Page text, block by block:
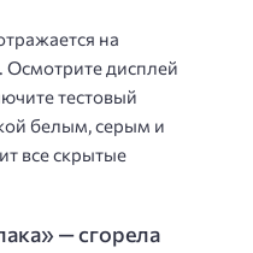
на
дисплей
тестовый
белым, серым и
все скрытые
— сгорела